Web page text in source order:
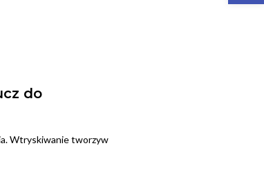
do
Wtryskiwanie tworzyw